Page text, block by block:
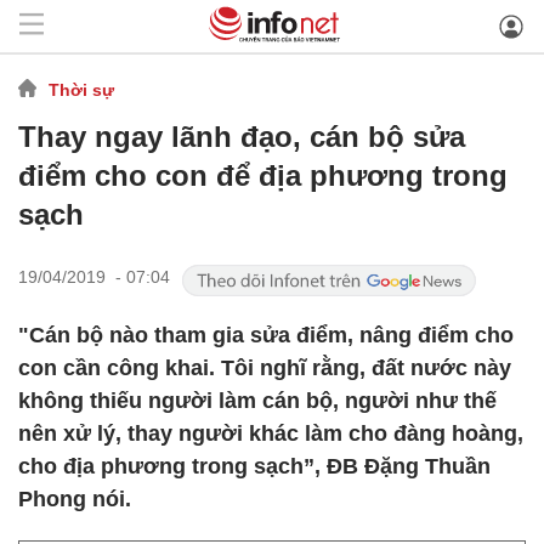
Thời sự
Thay ngay lãnh đạo, cán bộ sửa
điểm cho con để địa phương trong
sạch
19/04/2019 - 07:04
"Cán bộ nào tham gia sửa điểm, nâng điểm cho
con cần công khai. Tôi nghĩ rằng, đất nước này
không thiếu người làm cán bộ, người như thế
nên xử lý, thay người khác làm cho đàng hoàng,
cho địa phương trong sạch”, ĐB Đặng Thuần
Phong nói.